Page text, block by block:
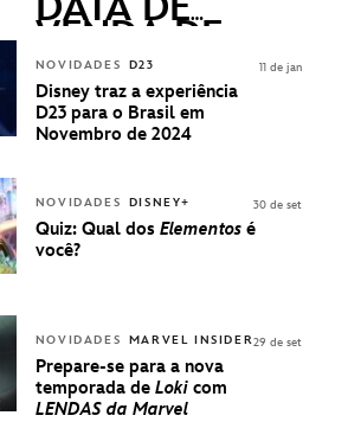
VENDA DE
INGRESSOS
PARA A D23
BRASIL -
UMA
DISNEY
NOVIDADES D23
Disney traz a experiência
D23 para o Brasil em
Novembro de 2024
11 de jan
NOVIDADES DISNEY+
Quiz: Qual dos Elementos é
você?
30 de set
NOVIDADES MARVEL INSIDER
Prepare-se para a nova
temporada de Loki com
LENDAS da Marvel
29 de set